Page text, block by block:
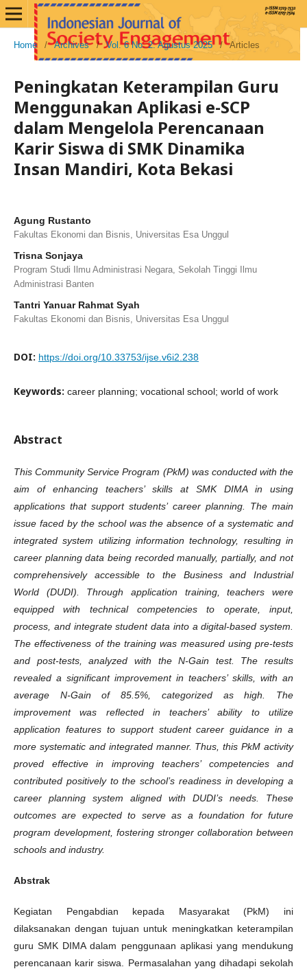
Home / Archives / Vol. 6 No. 2: Agustus 2025 / Articles
Peningkatan Keterampilan Guru
Menggunakan Aplikasi e-SCP
dalam Mengelola Perencanaan
Karir Siswa di SMK Dinamika
Insan Mandiri, Kota Bekasi
Agung Rustanto
Fakultas Ekonomi dan Bisnis, Universitas Esa Unggul
Trisna Sonjaya
Program Studi Ilmu Administrasi Negara, Sekolah Tinggi Ilmu
Administrasi Banten
Tantri Yanuar Rahmat Syah
Fakultas Ekonomi dan Bisnis, Universitas Esa Unggul
DOI: https://doi.org/10.33753/ijse.v6i2.238
Keywords: career planning; vocational school; world of work
Abstract
This Community Service Program (PkM) was conducted with the
aim of enhancing teachers’ skills at SMK DIMA in using
applications that support students’ career planning. The main
issue faced by the school was the absence of a systematic and
integrated system utilizing information technology, resulting in
career planning data being recorded manually, partially, and not
comprehensively accessible to the Business and Industrial
World (DUDI). Through application training, teachers were
equipped with technical competencies to operate, input,
process, and integrate student data into a digital-based system.
The effectiveness of the training was measured using pre-tests
and post-tests, analyzed with the N-Gain test. The results
revealed a significant improvement in teachers’ skills, with an
average N-Gain of 85.5%, categorized as high. The
improvement was reflected in teachers’ ability to utilize
application features to support student career guidance in a
more systematic and integrated manner. Thus, this PkM activity
proved effective in improving teachers’ competencies and
contributed positively to the school’s readiness in developing a
career planning system aligned with DUDI’s needs. These
outcomes are expected to serve as a foundation for future
program development, fostering stronger collaboration between
schools and industry.
Abstrak
Kegiatan Pengabdian kepada Masyarakat (PkM) ini
dilaksanakan dengan tujuan untuk meningkatkan keterampilan
guru SMK DIMA dalam penggunaan aplikasi yang mendukung
perencanaan karir siswa. Permasalahan yang dihadapi sekolah